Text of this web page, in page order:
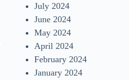
July 2024
June 2024
May 2024
April 2024
February 2024
January 2024